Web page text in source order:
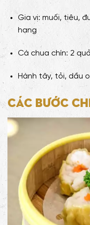
Gia vị: muối, tiêu,
hạng
Cà chua chín: 2
Hành tây, tỏi, dầu
Các bước